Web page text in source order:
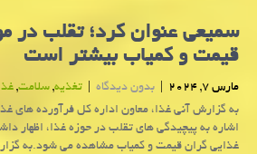
سمیعی عنوان كرد؛ تقلب در
قیمت و کمیاب بیشتر است
مارس 7, 2024 | بدون دیدگاه | تغذیه,سلامت,غذا
به گزارش آنی غذا، معاون اداره کل فرآورده های
اشاره به پیچیدگی های تقلب در حوزه غذا، اظهار
غذایی گران قیمت و کمیاب مشاهده می شود.به